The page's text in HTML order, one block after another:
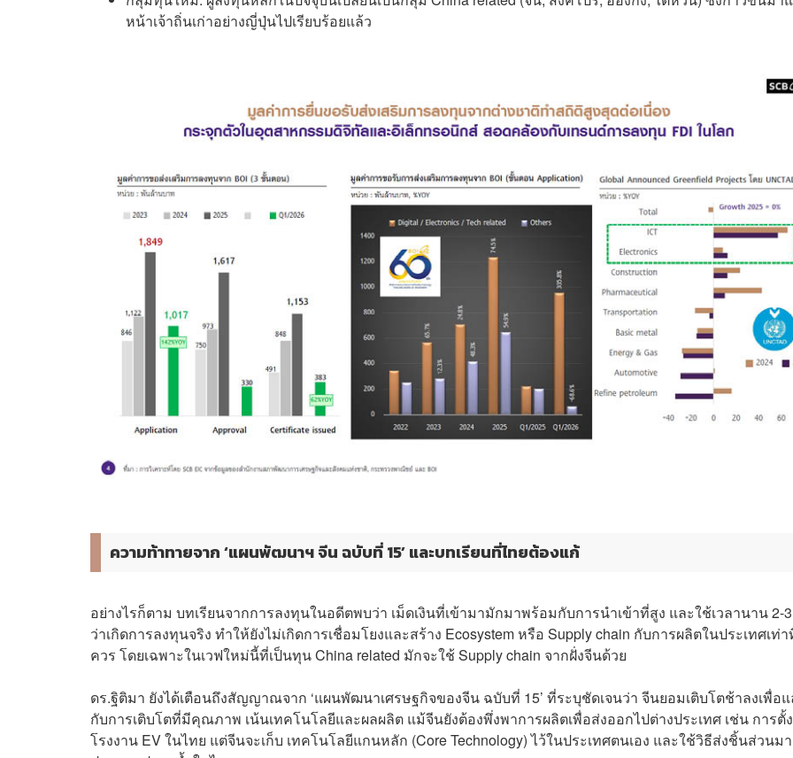
หน้าเจ้าถิ่นเก่าอย่างญี่ปุ่นไปเรียบร้อยแล้ว
ความท้าทายจาก ‘แผนพัฒนาฯ จีน ฉบับที่ 15’ และบทเรียนที่ไทยต้องแก้
อย่างไรก็ตาม บทเรียนจากการลงทุนในอดีตพบว่า เม็ดเงินที่เข้ามามักมาพร้อมกับการนำเข้าที่สูง และใช้เวลานาน 2-
ว่าเกิดการลงทุนจริง ทำให้ยังไม่เกิดการเชื่อมโยงและสร้าง Ecosystem หรือ Supply chain กับการผลิตในประเทศเท่
ควร โดยเฉพาะในเวฟใหม่นี้ที่เป็นทุน China related มักจะใช้ Supply chain จากฝั่งจีนด้วย
ดร.ฐิติมา ยังได้เตือนถึงสัญญาณจาก ‘แผนพัฒนาเศรษฐกิจของจีน ฉบับที่ 15’ ที่ระบุชัดเจนว่า จีนยอมเติบโตช้าลงเพื่อ
กับการเติบโตที่มีคุณภาพ เน้นเทคโนโลยีและผลผลิต แม้จีนยังต้องพึ่งพาการผลิตเพื่อส่งออกไปต่างประเทศ เช่น การตั้ง
โรงงาน EV ในไทย แต่จีนจะเก็บ เทคโนโลยีแกนหลัก (Core Technology) ไว้ในประเทศตนเอง และใช้วิธีส่งชิ้นส่วนมา